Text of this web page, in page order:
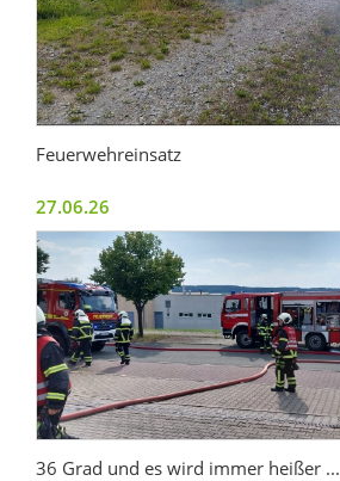
Feuerwehreinsatz
27.06.26
36 Grad und es wird immer heißer ...